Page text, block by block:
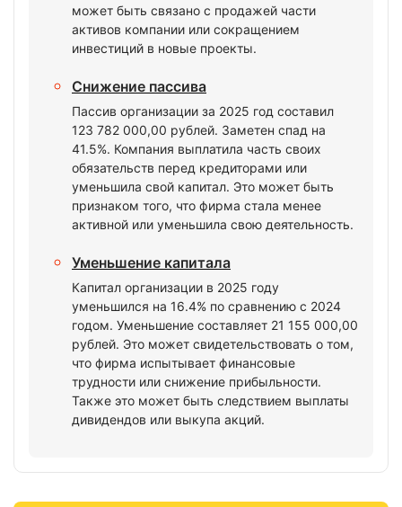
может быть связано с продажей части
активов компании или сокращением
инвестиций в новые проекты.
Снижение пассива
Пассив организации за 2025 год составил
123 782 000,00 рублей. Заметен спад на
41.5%. Компания выплатила часть своих
обязательств перед кредиторами или
уменьшила свой капитал. Это может быть
признаком того, что фирма стала менее
активной или уменьшила свою деятельность.
Уменьшение капитала
Капитал организации в 2025 году
уменьшился на 16.4% по сравнению с 2024
годом. Уменьшение составляет 21 155 000,00
рублей. Это может свидетельствовать о том,
что фирма испытывает финансовые
трудности или снижение прибыльности.
Также это может быть следствием выплаты
дивидендов или выкупа акций.